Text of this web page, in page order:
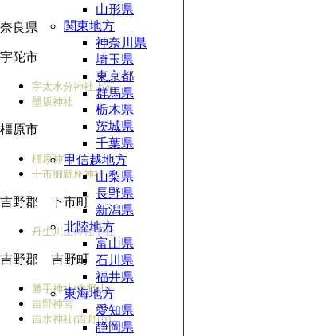
奈良県
宇陀市
宇太水分神社上宮
墨坂神社
橿原市
橿原神宮
十市御縣座神社
吉野郡 下市町
丹生川上神社下社
吉野郡 吉野町
勝手神社(吉野山)
吉野神宮
吉水神社(吉野山)
山形県
関東地方
神奈川県
埼玉県
東京都
群馬県
栃木県
茨城県
千葉県
甲信越地方
山梨県
長野県
新潟県
北陸地方
富山県
石川県
福井県
東海地方
愛知県
静岡県